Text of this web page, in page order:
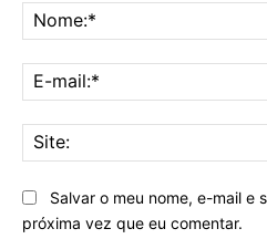
Salvar o meu nome, e-mail e
próxima vez que eu comentar.